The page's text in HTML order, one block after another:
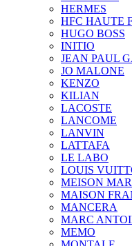
HERMES
HFC HAUTE
HUGO BOSS
INITIO
JEAN PAUL
JO MALONE
KENZO
KILIAN
LACOSTE
LANCOME
LANVIN
LATTAFA
LE LABO
LOUIS
MEISON
MAISON
MANCERA
MARC
MEMO